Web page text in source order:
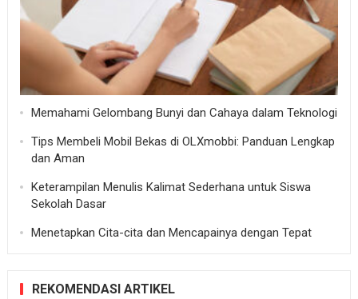
Memahami Gelombang Bunyi dan Cahaya dalam Teknologi
Tips Membeli Mobil Bekas di OLXmobbi: Panduan Lengkap
dan Aman
Keterampilan Menulis Kalimat Sederhana untuk Siswa
Sekolah Dasar
Menetapkan Cita-cita dan Mencapainya dengan Tepat
REKOMENDASI ARTIKEL